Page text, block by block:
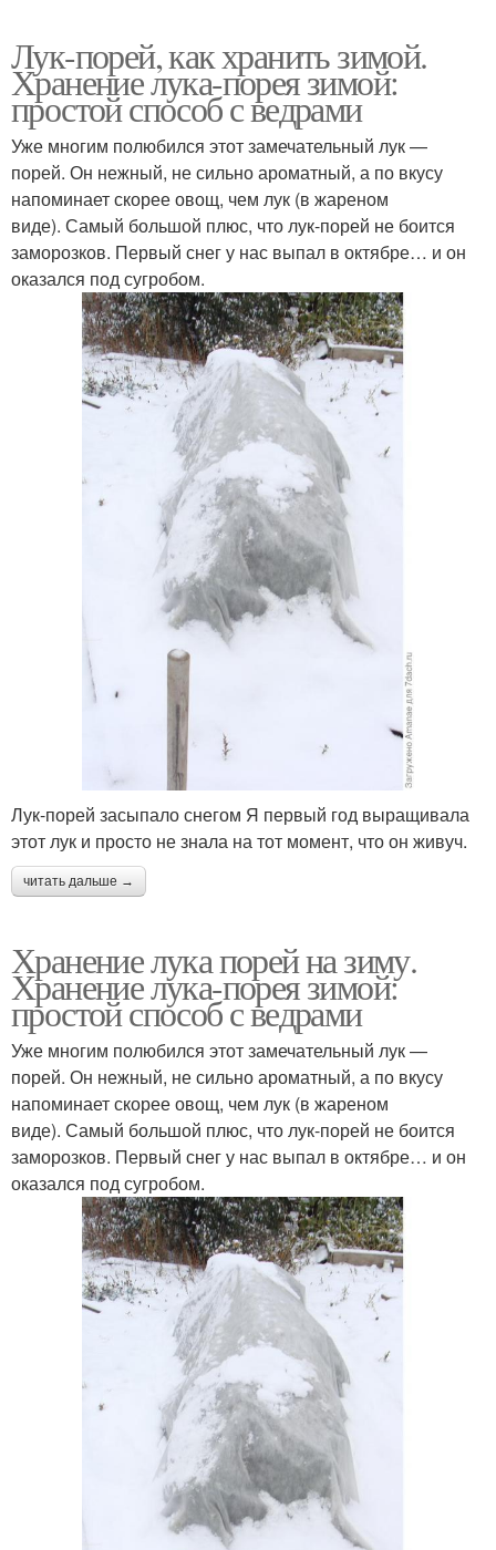
Лук-порей, как хранить зимой.
Хранение лука-порея зимой:
простой способ с ведрами
Уже многим полюбился этот замечательный лук —
порей. Он нежный, не сильно ароматный, а по вкусу
напоминает скорее овощ, чем лук (в жареном
виде). Самый большой плюс, что лук-порей не боится
заморозков. Первый снег у нас выпал в октябре… и он
оказался под сугробом.
Лук-порей засыпало снегом Я первый год выращивала
этот лук и просто не знала на тот момент, что он живуч.
читать дальше →
Хранение лука порей на зиму.
Хранение лука-порея зимой:
простой способ с ведрами
Уже многим полюбился этот замечательный лук —
порей. Он нежный, не сильно ароматный, а по вкусу
напоминает скорее овощ, чем лук (в жареном
виде). Самый большой плюс, что лук-порей не боится
заморозков. Первый снег у нас выпал в октябре… и он
оказался под сугробом.